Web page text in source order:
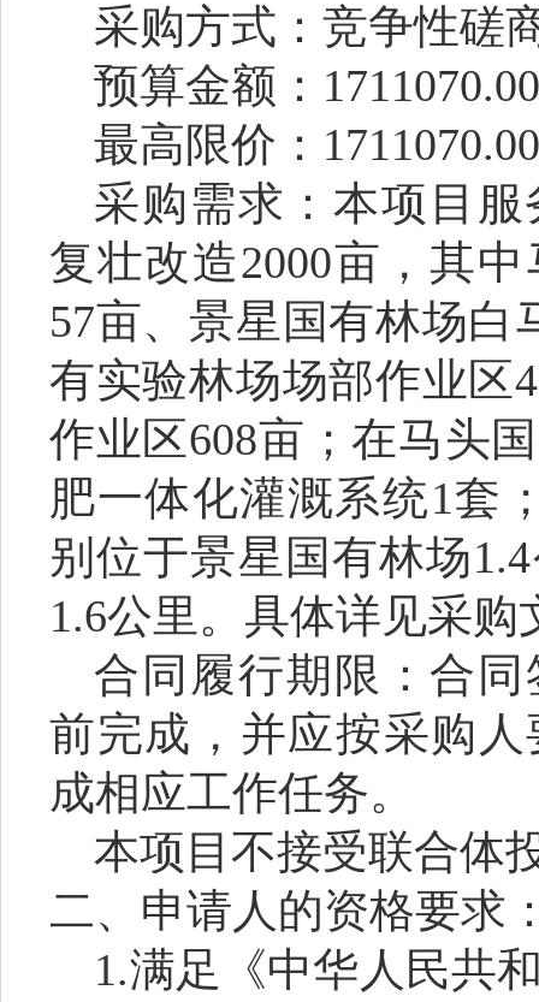
采购方式：竞争性磋
预算金额：
最高限价：
采购需求：本项目
复壮改造2000亩，其中
57亩、景星国有林场白
有实验林场场部作业区
作业区608亩；在马头
肥一体化灌溉系统1套
别位于景星国有林场1.4
1.6公里。具体详见采购
合同履行期限：合
前完成，并应按采购
成相应工作任务。
本项目不接受联合体
二、申请人的资格要求
1.满足《中华人民共